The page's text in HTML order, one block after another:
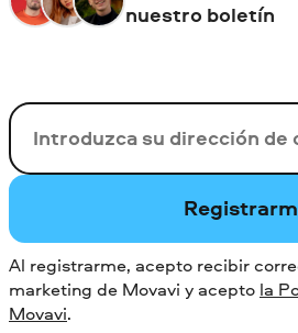
nuestro boletín
Su correo electrónico
Al registrarme, acepto recibir
marketing de Movavi y acepto la
Movavi.